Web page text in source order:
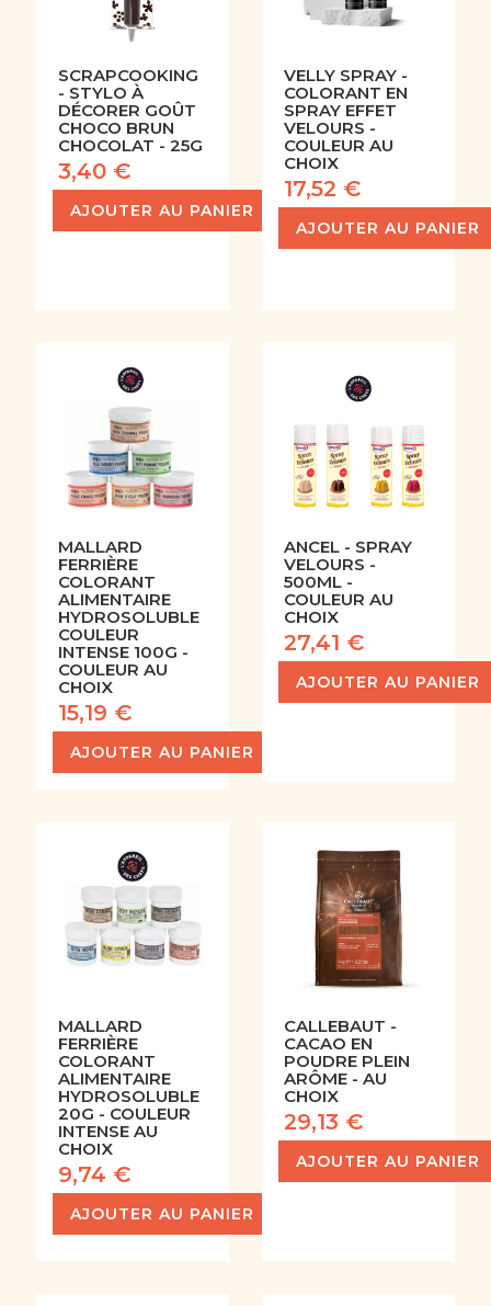
SCRAPCOOKING
- STYLO À
DÉCORER GOÛT
CHOCO BRUN
CHOCOLAT - 25G
3,40 €
AJOUTER AU PANIER
VELLY SPRAY -
COLORANT EN
SPRAY EFFET
VELOURS -
COULEUR AU
CHOIX
17,52 €
AJOUTER AU PANIER
MALLARD
FERRIÈRE
COLORANT
ALIMENTAIRE
HYDROSOLUBLE
COULEUR
INTENSE 100G -
COULEUR AU
CHOIX
15,19 €
AJOUTER AU PANIER
ANCEL - SPRAY
VELOURS -
500ML -
COULEUR AU
CHOIX
27,41 €
AJOUTER AU PANIER
MALLARD
FERRIÈRE
COLORANT
ALIMENTAIRE
HYDROSOLUBLE
20G - COULEUR
INTENSE AU
CHOIX
9,74 €
AJOUTER AU PANIER
CALLEBAUT -
CACAO EN
POUDRE PLEIN
ARÔME - AU
CHOIX
29,13 €
AJOUTER AU PANIER